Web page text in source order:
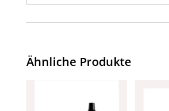
Ähnliche Produkte